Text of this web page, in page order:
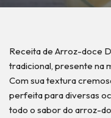
Receita de Arroz-doce
tradicional, presente na
Com sua textura
perfeita para diversas
todo o sabor do arroz-